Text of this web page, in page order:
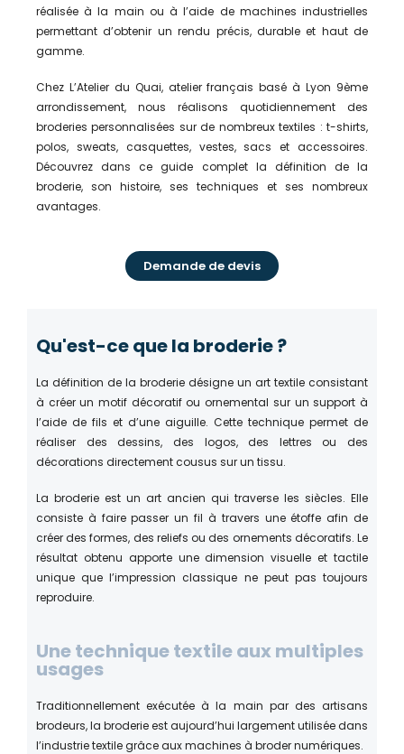
réalisée à la main ou à l’aide de machines industrielles
permettant d’obtenir un rendu précis, durable et haut de
gamme.
Chez L’Atelier du Quai, atelier français basé à Lyon 9ème
arrondissement, nous réalisons quotidiennement des
broderies personnalisées sur de nombreux textiles : t-shirts,
polos, sweats, casquettes, vestes, sacs et accessoires.
Découvrez dans ce guide complet la définition de la
broderie, son histoire, ses techniques et ses nombreux
avantages.
Demande de devis
Qu'est-ce que la broderie ?
La définition de la broderie désigne un art textile consistant
à créer un motif décoratif ou ornemental sur un support à
l’aide de fils et d’une aiguille. Cette technique permet de
réaliser des dessins, des logos, des lettres ou des
décorations directement cousus sur un tissu.
La broderie est un art ancien qui traverse les siècles. Elle
consiste à faire passer un fil à travers une étoffe afin de
créer des formes, des reliefs ou des ornements décoratifs. Le
résultat obtenu apporte une dimension visuelle et tactile
unique que l’impression classique ne peut pas toujours
reproduire.
Une technique textile aux multiples
usages
Traditionnellement exécutée à la main par des artisans
brodeurs, la broderie est aujourd’hui largement utilisée dans
l’industrie textile grâce aux machines à broder numériques.